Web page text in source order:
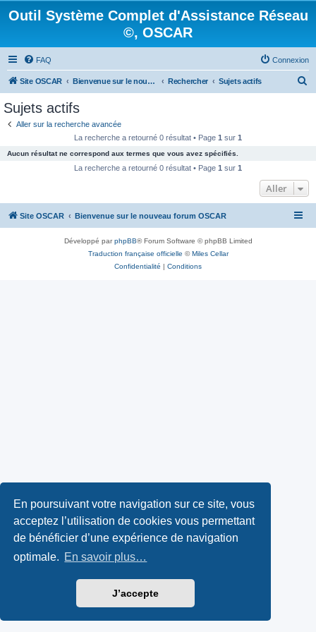
En poursuivant votre navigation sur ce site, vous
acceptez l’utilisation de cookies vous permettant
de bénéficier d’une expérience de navigation
optimale. En savoir plus…
J’accepte
Outil Système Complet d'Assistance Réseau
©, OSCAR
FAQ Connexion
Site OSCAR Bienvenue sur le nouveau forum OSCAR Rechercher Sujets actifs
c
Sujets actifs
Aller sur la recherche avancée
La recherche a retourné 0 résultat • Page 1 sur 1
Aucun résultat ne correspond aux termes que vous avez spécifiés.
La recherche a retourné 0 résultat • Page 1 sur 1
Aller
Site OSCAR Bienvenue sur le nouveau forum OSCAR
Développé parphpBB® Forum Software © phpBB Limited
Traduction française officielle ©Miles Cellar
Confidentialité | Conditions